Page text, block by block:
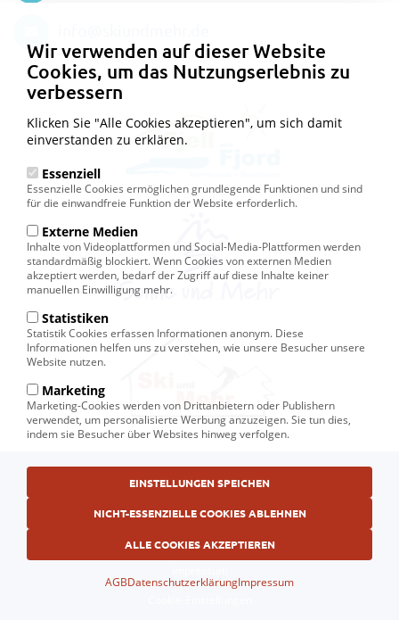
Fußbereichsmenü© Ski und Mehr, Ihr Reiseveranstalter in Kiel
AGB
Datenschutzerklärung
Wir verwenden auf dieser Website
Cookies, um das Nutzungserlebnis zu
verbessern
Klicken Sie "Alle Cookies akzeptieren", um sich damit
einverstanden zu erklären.
Essenziell
Essenzielle Cookies ermöglichen grundlegende Funktionen und sind
für die einwandfreie Funktion der Website erforderlich.
Externe Medien
Inhalte von Videoplattformen und Social-Media-Plattformen werden
standardmäßig blockiert. Wenn Cookies von externen Medien
akzeptiert werden, bedarf der Zugriff auf diese Inhalte keiner
manuellen Einwilligung mehr.
Statistiken
Statistik Cookies erfassen Informationen anonym. Diese
Informationen helfen uns zu verstehen, wie unsere Besucher unsere
Website nutzen.
Marketing
Marketing-Cookies werden von Drittanbietern oder Publishern
verwendet, um personalisierte Werbung anzuzeigen. Sie tun dies,
indem sie Besucher über Websites hinweg verfolgen.
EINSTELLUNGEN SPEICHEN
NICHT-ESSENZIELLE COOKIES ABLEHNEN
ALLE COOKIES AKZEPTIEREN
AGBDatenschutzerklärungImpressum